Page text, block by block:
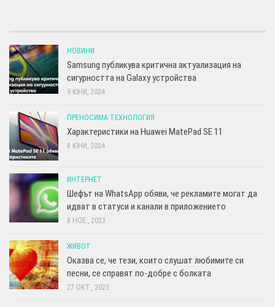
НОВИНИ
Samsung публикува критична актуализация на
сигурността на Galaxy устройства
9 ЮНИ, 2024
ПРЕНОСИМА ТЕХНОЛОГИЯ
Характеристики на Huawei MatePad SE 11
8 ЮНИ, 2024
ИНТЕРНЕТ
Шефът на WhatsApp обяви, че рекламите могат да
идват в статуси и канали в приложението
8 НОЕ., 2023
ЖИВОТ
Оказва се, че тези, които слушат любимите си
песни, се справят по-добре с болката
27 ОКТ., 2023